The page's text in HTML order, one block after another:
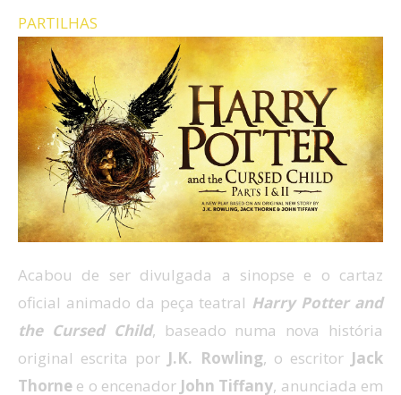
PARTILHAS
Acabou de ser divulgada a sinopse e o cartaz
oficial animado da peça teatral Harry Potter and
the Cursed Child, baseado numa nova história
original escrita por J.K. Rowling, o escritor Jack
Thorne e o encenador John Tiffany, anunciada em